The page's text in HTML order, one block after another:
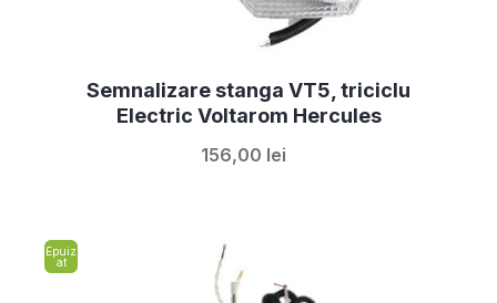
Semnalizare stanga VT5, triciclu
Electric Voltarom Hercules
156,00 lei
Epuiz
at